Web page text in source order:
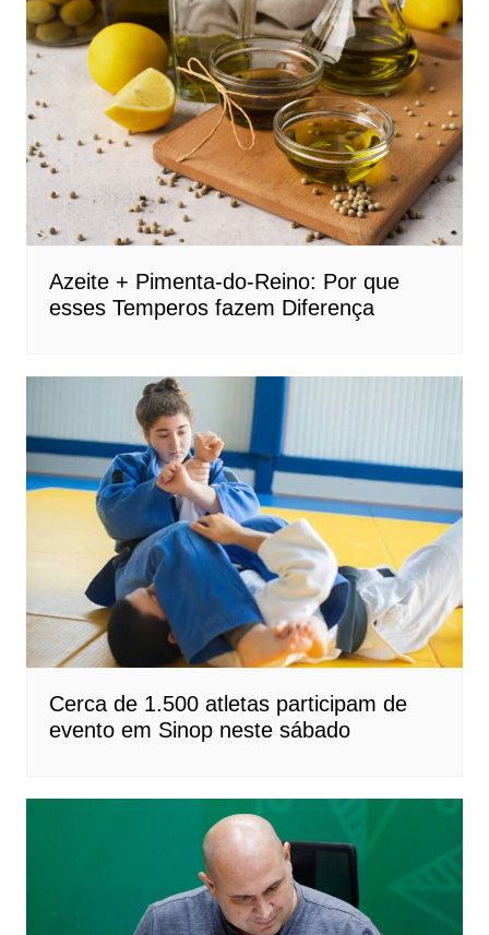
Azeite + Pimenta-do-Reino: Por que
esses Temperos fazem Diferença
Cerca de 1.500 atletas participam de
evento em Sinop neste sábado